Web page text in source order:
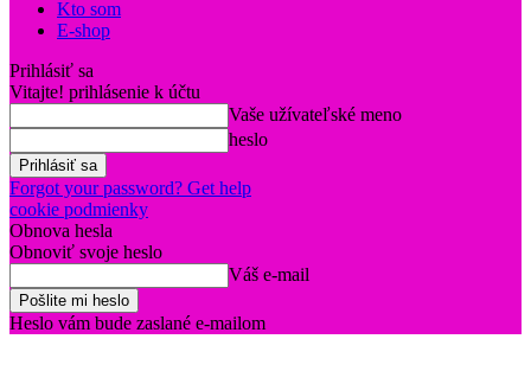
Kto som
E-shop
Prihlásiť sa
Vitajte! prihlásenie k účtu
Vaše užívateľské meno
heslo
Forgot your password? Get help
cookie podmienky
Obnova hesla
Obnoviť svoje heslo
Váš e-mail
Heslo vám bude zaslané e-mailom